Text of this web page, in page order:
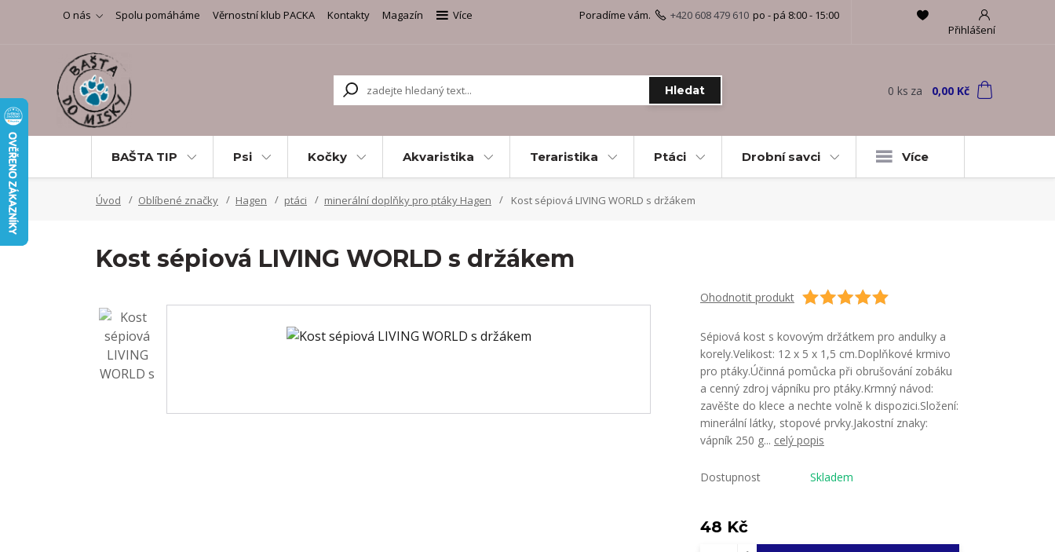
O nás Spolu pomáháme Věrnostní klub PACKA Kontakty Magazín
Více
Přihlášení
Hledat
Poradíme vám. +420 608 479 610 po - pá 8:00 - 15:00
0 ks za 0,00 Kč
BAŠTA TIP Psi Kočky Akvaristika Teraristika Ptáci Drobní savci Více
Úvod Oblíbené značky Hagen ptáci minerální doplňky pro ptáky Hagen Kost sépiová LIVING WORLD s držákem
Kost sépiová LIVING WORLD s držákem
Ohodnotit produkt
Sépiová kost s kovovým držátkem pro andulky a
korely.Velikost: 12 x 5 x 1,5 cm.Doplňkové krmivo
pro ptáky.Účinná pomůcka při obrušování zobáku
a cenný zdroj vápníku pro ptáky.Krmný návod:
zavěšte do klece a nechte volně k dispozici.Složení:
minerální látky, stopové prvky.Jakostní znaky:
vápník 250 g... celý popis
Dostupnost Skladem
48 Kč